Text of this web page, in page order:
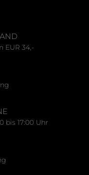
EUR 34,-
bis 17:00 Uhr